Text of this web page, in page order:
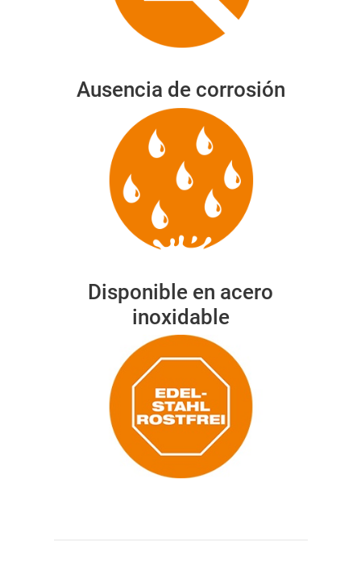
Ausencia de corrosión
Disponible en acero
inoxidable